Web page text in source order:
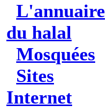
L'annuaire
du halal
Mosquées
Sites
Internet